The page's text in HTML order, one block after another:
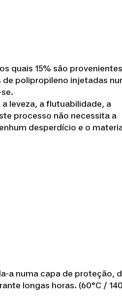
quais 15% são
de polipropileno injetadas
leveza, a flutuabilidade, a
processo não necessita a
desperdício e o
a numa capa de
longas horas. (60°C /